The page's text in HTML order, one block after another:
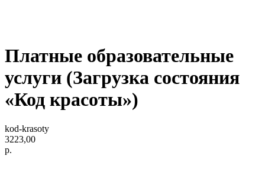
Платные образовательные
услуги (Загрузка состояния
«Код красоты»)
kod-krasoty
3223,00
р.